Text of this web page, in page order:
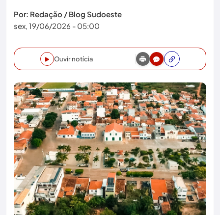
Por: Redação / Blog Sudoeste
sex, 19/06/2026 - 05:00
Ouvir notícia